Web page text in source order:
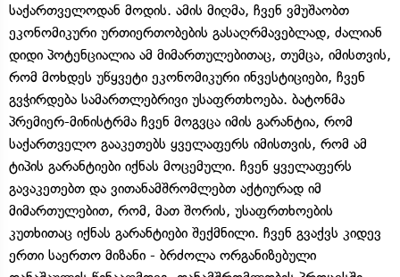
საქართველოდან მოდის. ამის მიღმა, ჩვენ ვმუშაობთ
ეკონომიკური ურთიერთობების გასაღრმავებლად, ძალიან
დიდი პოტენციალია ამ მიმართულებითაც, თუმცა, იმისთვის,
რომ მოხდეს უწყვეტი ეკონომიკური ინვესტიციები, ჩვენ
გვჭირდება სამართლებრივი უსაფრთხოება. ბატონმა
პრემიერ-მინისტრმა ჩვენ მოგვცა იმის გარანტია, რომ
საქართველო გააკეთებს ყველაფერს იმისთვის, რომ ამ
ტიპის გარანტიები იქნას მოცემული. ჩვენ ყველაფერს
გავაკეთებთ და ვითანამშრომლებთ აქტიურად იმ
მიმართულებით, რომ, მათ შორის, უსაფრთხოების
კუთხითაც იქნას გარანტიები შექმნილი. ჩვენ გვაქვს კიდევ
ერთი საერთო მიზანი - ბრძოლა ორგანიზებული